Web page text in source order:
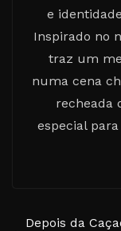
e
Inspirado no
traz um
numa cena
recheada
especial
Depois da